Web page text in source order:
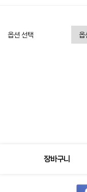
옵션 선택
장바구니